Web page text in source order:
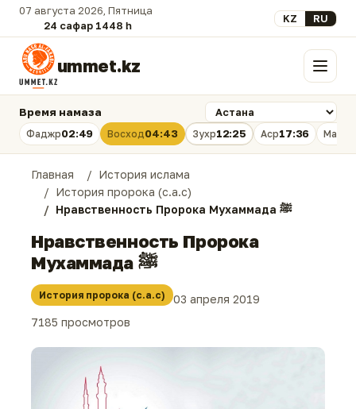
07 августа 2026, Пятница
24 сафар 1448 һ.
Выберите язык
KZ RU
ummet.kz Меню
Время намаза
Фаджр02:49 Восход04:43 Зухр12:25 Аср17:36
Главная
История ислама
История пророка (с.а.с)
Нравственность Пророка Мухаммада ﷺ
Нравственность Пророка
Мухаммада ﷺ
История пророка (с.а.с)
03 апреля 2019
7185 просмотров